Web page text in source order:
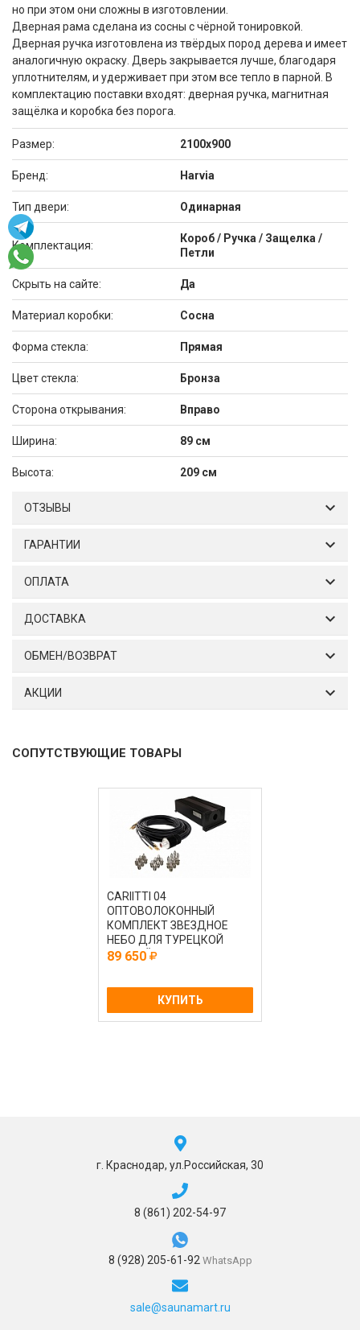
но при этом они сложны в изготовлении.
Дверная рама сделана из сосны с чёрной тонировкой.
Дверная ручка изготовлена из твёрдых пород дерева и имеет
аналогичную окраску. Дверь закрывается лучше, благодаря
уплотнителям, и удерживает при этом все тепло в парной. В
комплектацию поставки входят: дверная ручка, магнитная
защёлка и коробка без порога.
Размер: 2100x900
Брeнд: Harvia
Тип двери: Одинарная
Комплектация:
Короб / Ручка / Защелка /
Петли
Скрыть на сайте: Да
Материал коробки: Сосна
Форма стекла: Прямая
Цвет стекла: Бронза
Сторона открывания: Вправо
Ширина: 89 см
Высота: 209 см
ОТЗЫВЫ
ГАРАНТИИ
ОПЛАТА
ДОСТАВКА
ОБМЕН/ВОЗВРАТ
АКЦИИ
СОПУТСТВУЮЩИЕ ТОВАРЫ
CARIITTI 04
ОПТОВОЛОКОННЫЙ
КОМПЛЕКТ ЗВЕЗДНОЕ
НЕБО ДЛЯ ТУРЕЦКОЙ
ПАРНОЙ CRYSTAL STAR С
89 650
КУПИТЬ
г. Краснодар, ул.Российская, 30
8 (861) 202-54-97
8 (928) 205-61-92 WhatsApp
sale@saunamart.ru